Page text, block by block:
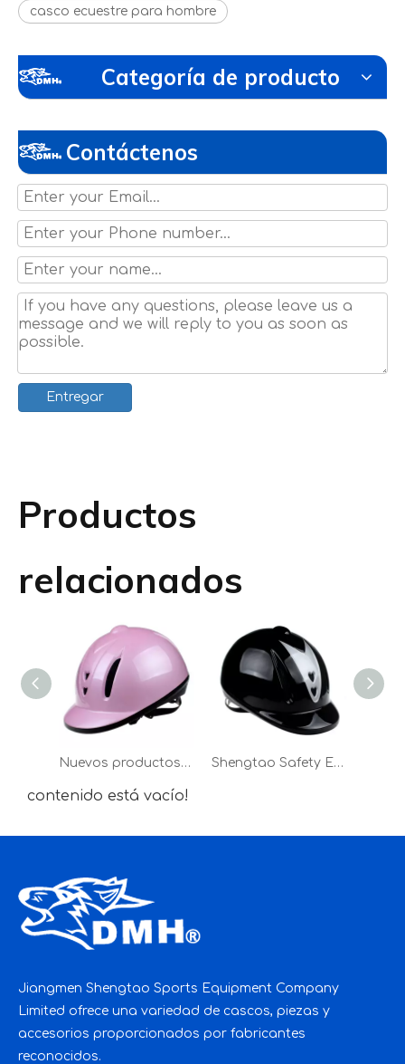
casco ecuestre para hombre
Categoría de producto
Contáctenos
Entregar
Productos
relacionados
Nuevos productos Seguridad ecuestre Casco para montar a caballo Shengtao Safety Equestrian LY24 PVC + ABS Out Shell Casco de equitación con almohadilla trasera
contenido está vacío!
Jiangmen Shengtao Sports Equipment Company
Limited ofrece una variedad de cascos, piezas y
accesorios proporcionados por fabricantes
reconocidos.